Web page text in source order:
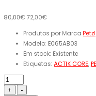
80,00€ 72,00€
Produtos por Marca Petzl
Modelo: E065AB03
Em stock: Existente
Etiquetas: ACTIK CORE,